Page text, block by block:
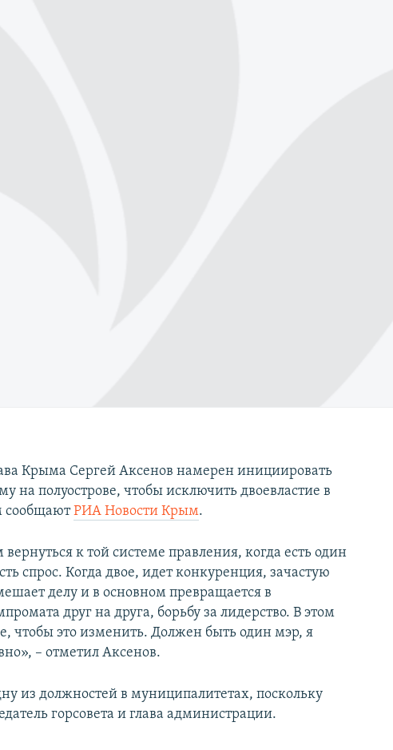
Крыма Сергей Аксенов намерен инициировать
на полуострове, чтобы исключить двоевластие в
сообщаютРИА Новости Крым.
к той системе правления, когда есть один
спрос. Когда двое, идет конкуренция, зачастую
делу и в основном превращается в
друг на друга, борьбу за лидерство. В этом
чтобы это изменить. Должен быть один мэр, я
– отметил Аксенов.
из должностей в муниципалитетах, поскольку
горсовета и глава администрации.